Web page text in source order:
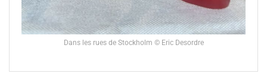
Dans les rues de Stockholm © Eric Desordre